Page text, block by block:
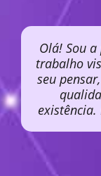
Olá! Sou
trabalho
seu